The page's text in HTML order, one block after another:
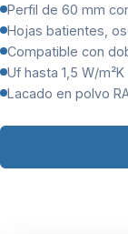
Perfil de 60 mm
Hojas batientes,
Compatible con
Uf hasta 1,5 W/
Lacado en polvo